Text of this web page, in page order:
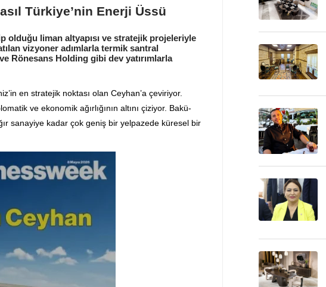
Türkiye’nin Enerji Üssü
olduğu liman altyapısı ve stratejik projeleriyle
vizyoner adımlarla termik santral
Rönesans Holding gibi dev yatırımlarla
en stratejik noktası olan Ceyhan’a çeviriyor.
ve ekonomik ağırlığının altını çiziyor. Bakü-
sanayiye kadar çok geniş bir yelpazede küresel bir